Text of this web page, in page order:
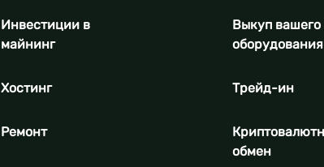
Инвестиции в
майнинг
Хостинг
Ремонт
Выкуп вашего
оборудования
Трейд-ин
обмен